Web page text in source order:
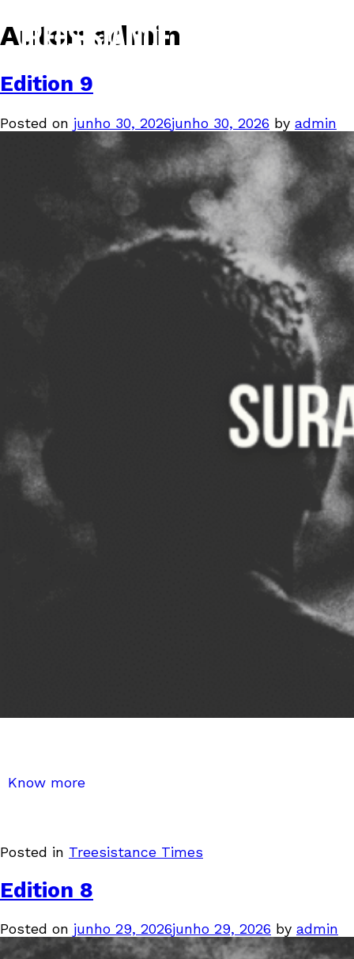
Autor: admin
Edition 9
Posted on junho 30, 2026junho 30, 2026 by admin
Know more
Posted in Treesistance Times
Edition 8
Posted on junho 29, 2026junho 29, 2026 by admin